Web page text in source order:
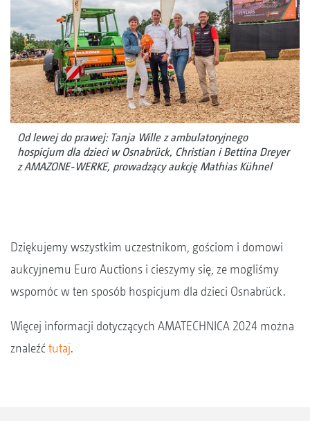
Od lewej do prawej: Tanja Wille z ambulatoryjnego
hospicjum dla dzieci w Osnabrück, Christian i Bettina Dreyer
z AMAZONE-WERKE, prowadzący aukcję Mathias Kühnel
Dziękujemy wszystkim uczestnikom, gościom i domowi
aukcyjnemu Euro Auctions i cieszymy się, ze mogliśmy
wspomóc w ten sposób hospicjum dla dzieci Osnabrück.
Więcej informacji dotyczących AMATECHNICA 2024 można
znaleźćtutaj.